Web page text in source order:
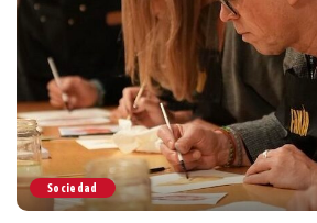
Sociedad